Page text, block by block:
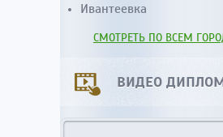
Ивантеевка
СМОТРЕТЬ ПО ВСЕМ
ВИДЕО